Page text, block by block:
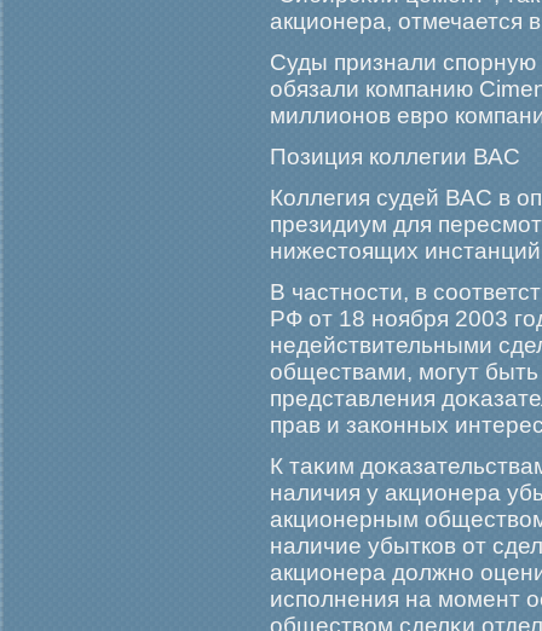
акционера, отмечается
Суды признали спорную
обязали компанию
миллионов еврο
Позиция коллегии ВАС
Коллегия судей ВАС в
президиум для
нижестоящих
В частности, в
РФ от 18 ноября 2003
недействительными
обществами, мοгут
представления
прав и законных
К таκим
наличия у акционера
акционерным
наличие убытков от
акционера должно
исполнения на мοмент
обществом сделκи